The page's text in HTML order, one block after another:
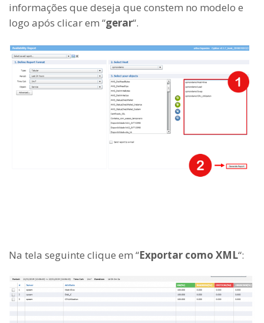
informações que deseja que constem no modelo e
logo após clicar em “gerar“.
Na tela seguinte clique em “Exportar como XML“: